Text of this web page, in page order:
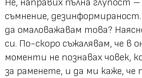
Не, направих пълна глупост
съмнение,
да омаловажавам това?
си. По-скоро съжалявам, че в
моменти не познавах човек,
за раменете, и да ми каже, че